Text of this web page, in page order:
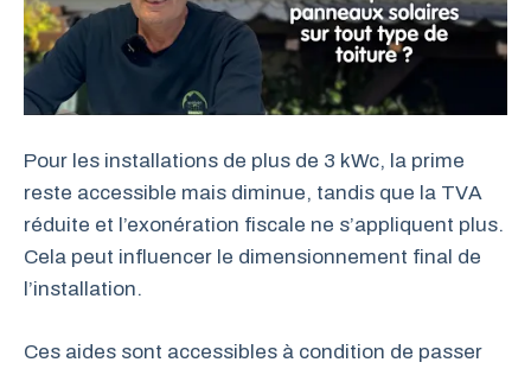
Pour les installations de plus de 3 kWc, la prime
reste accessible mais diminue, tandis que la TVA
réduite et l’exonération fiscale ne s’appliquent plus.
Cela peut influencer le dimensionnement final de
l’installation.
Ces aides sont accessibles à condition de passer